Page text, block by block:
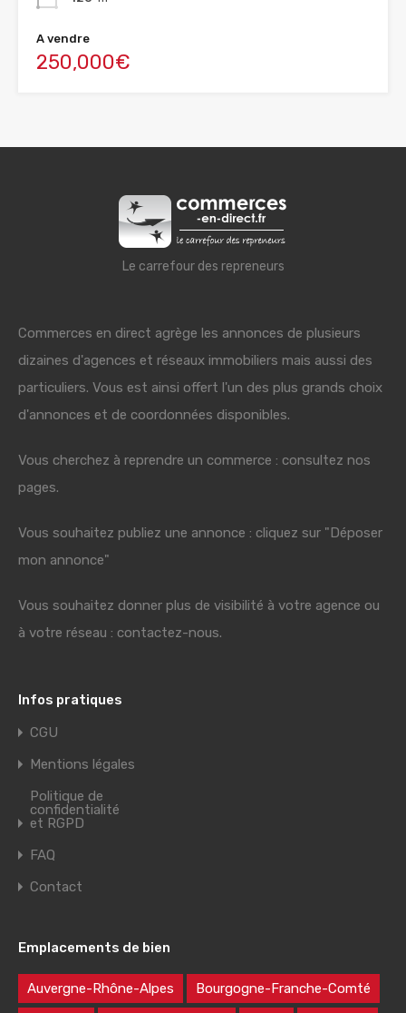
A vendre
250,000€
Le carrefour des repreneurs
Commerces en direct agrège les annonces de plusieurs
dizaines d'agences et réseaux immobiliers mais aussi des
particuliers. Vous est ainsi offert l'un des plus grands choix
d'annonces et de coordonnées disponibles.
Vous cherchez à reprendre un commerce : consultez nos
pages.
Vous souhaitez publiez une annonce : cliquez sur "Déposer
mon annonce"
Vous souhaitez donner plus de visibilité à votre agence ou
à votre réseau : contactez-nous.
Infos pratiques
CGU
Mentions légales
Politique de
confidentialité
et RGPD
FAQ
Contact
Emplacements de bien
Auvergne-Rhône-Alpes Bourgogne-Franche-Comté